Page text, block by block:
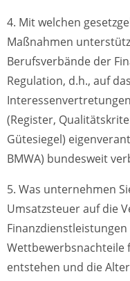
4. Mit welchen
Maßnahmen
Berufsverbände der
Regulation, d.h., auf
(Register,
Gütesiegel)
BMWA) bundesweit
5. Was unternehmen
Umsatzsteuer auf die
Wettbewerbsnachteile
entstehen und die